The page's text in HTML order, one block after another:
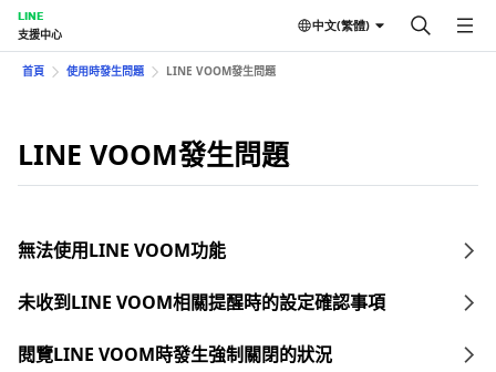
LINE
支援中心
中文(繁體)
首頁 使用時發生問題 LINE VOOM發生問題
LINE VOOM發生問題
無法使用LINE VOOM功能
未收到LINE VOOM相關提醒時的設定確認事項
閱覽LINE VOOM時發生強制關閉的狀況